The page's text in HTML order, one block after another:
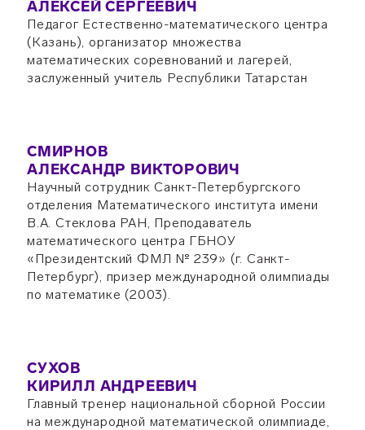
АЛЕКСЕЙ СЕРГЕЕВИЧ
Педагог Естественно-математического центра
(Казань), организатор множества
математических соревнований и лагерей,
заслуженный учитель Республики Татарстан
СМИРНОВ
АЛЕКСАНДР ВИКТОРОВИЧ
Научный сотрудник Санкт-Петербургского
отделения Математического института имени
В.А. Стеклова РАН, Преподаватель
математического центра ГБНОУ
«Президентский ФМЛ № 239» (г. Санкт-
Петербург), призер международной олимпиады
по математике (2003).
СУХОВ
КИРИЛЛ АНДРЕЕВИЧ
Главный тренер национальной сборной России
на международной математической олимпиаде,